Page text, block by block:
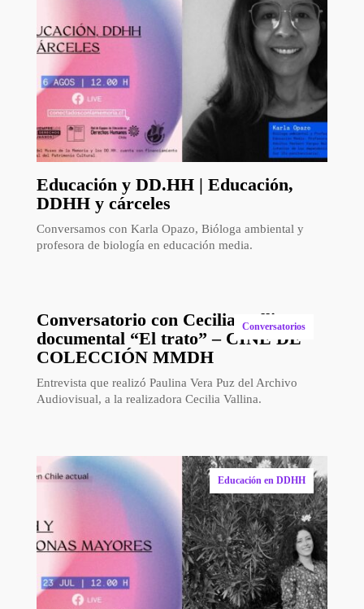
Educación y DD.HH | Educación,
DDHH y cárceles
Conversamos con Karla Opazo, Bióloga ambiental y
profesora de biología en educación media.
Conversatorios
Conversatorio con Cecilia Vallina –
documental “El trato” – CINE DE
COLECCIÓN MMDH
Entrevista que realizó Paulina Vera Puz del Archivo
Audiovisual, a la realizadora Cecilia Vallina.
Educación en DDHH